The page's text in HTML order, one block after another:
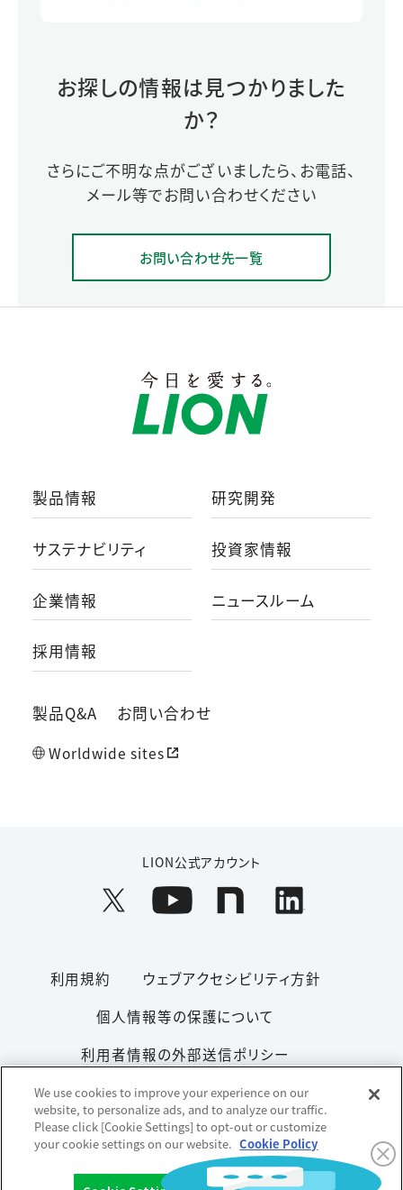
お探しの情報は見つかりました
か？
さらにご不明な点がございましたら、お電話、
メール等でお問い合わせください
お問い合わせ先一覧
製品情報 研究開発
サステナビリティ 投資家情報
企業情報 ニュースルーム
採用情報
製品Q&A お問い合わせ
Worldwide sites
LION公式アカウント
利用規約
ウェブアクセシビリティ方針
個人情報等の保護について
利用者情報の外部送信ポリシー
ソーシャルメディアポリシー
サイトマップ
Copyright© 1996-2026 Lion Corporation. All rights reserved.
We use cookies to improve your experience on our
website, to personalize ads, and to analyze our traffic.
Please click [Cookie Settings] to opt-out or customize
your cookie settings on our website. Cookie Policy